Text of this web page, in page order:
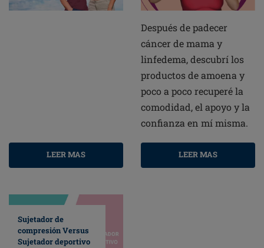
LEER MAS
Después de padecer
cáncer de mama y
linfedema, descubrí los
productos de amoena y
poco a poco recuperé la
comodidad, el apoyo y la
confianza en mí misma.
LEER MAS
Sujetador de
compresión Versus
Sujetador deportivo